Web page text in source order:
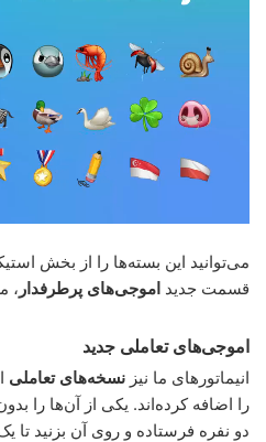
می‌توانید این بسته‌ها را از بخش
قسمت جدید اموجی‌های پرطرفدار ،
اموجی‌های تعاملی جدید
انیماتورهای ما نیز نسخه‌های تعاملی
را اضافه کرده‌اند. یکی از آن‌ها را
دو نفره فرستاده و روی آن بزنید